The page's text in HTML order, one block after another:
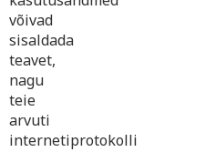
võivad
sisaldada
teavet,
nagu
teie
arvuti
internetiprotokolli